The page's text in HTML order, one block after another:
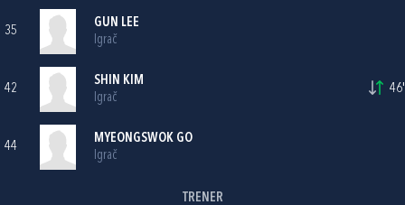
35
GUN LEE
Igrač
42
SHIN KIM
Igrač
46'
44
MYEONGSWOK GO
Igrač
TRENER